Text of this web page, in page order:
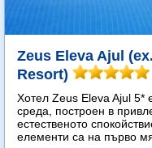
Zeus Eleva Ajul
Resort)
Хотел Zeus Eleva Ajul 5*
среда, построен в
естественото
елементи са на първо